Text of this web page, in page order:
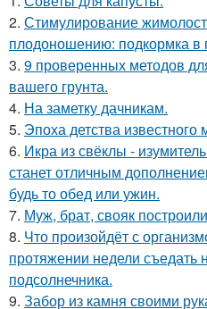
2. Стимулирование
плодоношению: подкормка в
3. 9 проверенных методов
вашего грунта.
4. На заметку дачникам.
5. Эпоха детства известного
6. Икра из свёклы -
станет отличным
будь то обед или ужин.
7. Муж, брат, свояк
8. Что произойдёт с
протяжении недели
подсолнечника.
9. Забор из камня своими